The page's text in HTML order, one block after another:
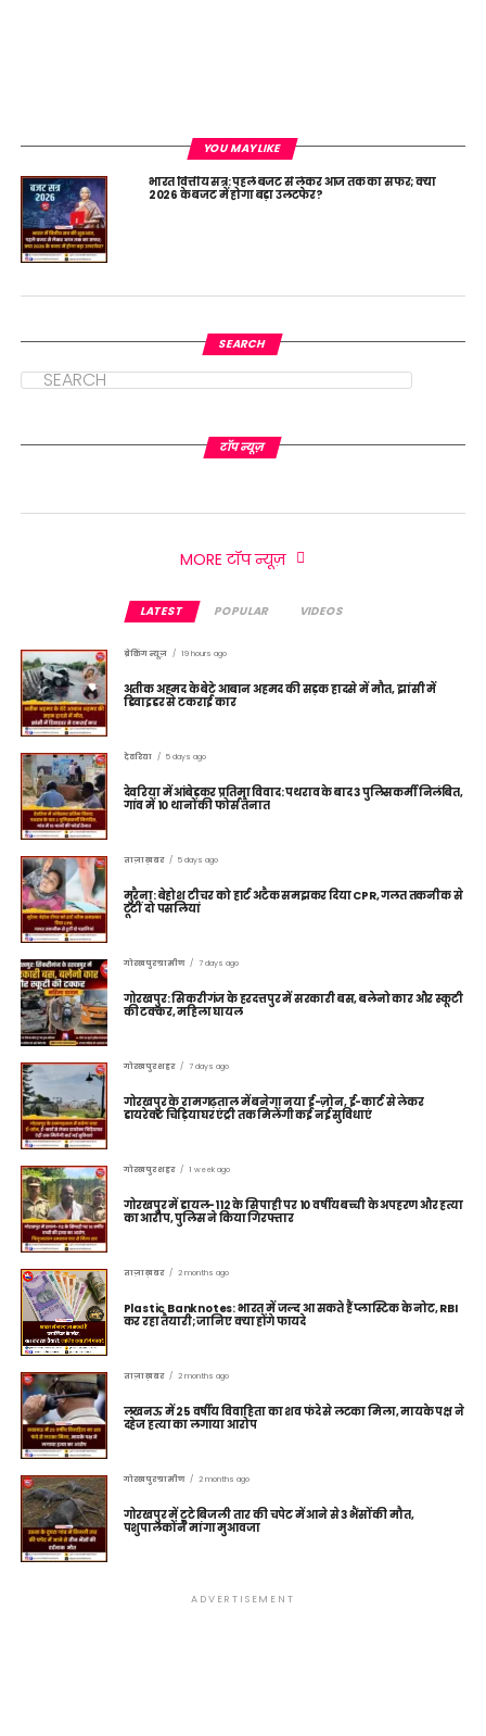
YOU MAY LIKE
भारत वित्तीय सत्र: पहले बजट से लेकर आज तक का सफर; क्या
2026 के बजट में होगा बड़ा उलटफेर?
SEARCH
टॉप न्यूज़
MORE टॉप न्यूज़
LATEST POPULAR VIDEOS
ब्रेकिंग न्यूज़ 19 hours ago
अतीक अहमद के बेटे आबान अहमद की सड़क हादसे में मौत, झांसी में
डिवाइडर से टकराई कार
देवरिया 5 days ago
देवरिया में आंबेडकर प्रतिमा विवाद: पथराव के बाद 3 पुलिसकर्मी निलंबित,
गांव में 10 थानों की फोर्स तैनात
ताज़ा ख़बर 5 days ago
मुरैना: बेहोश टीचर को हार्ट अटैक समझकर दिया CPR, गलत तकनीक से
टूटीं दो पसलियां
गोरखपुर ग्रामीण 7 days ago
गोरखपुर: सिकरीगंज के हरदत्तपुर में सरकारी बस, बलेनो कार और स्कूटी
की टक्कर, महिला घायल
गोरखपुर शहर 7 days ago
गोरखपुर के रामगढ़ताल में बनेगा नया ई-ज़ोन, ई-कार्ट से लेकर
डायरेक्ट चिड़ियाघर एंट्री तक मिलेंगी कई नई सुविधाएं
गोरखपुर शहर 1 week ago
गोरखपुर में डायल-112 के सिपाही पर 10 वर्षीय बच्ची के अपहरण और हत्या
का आरोप, पुलिस ने किया गिरफ्तार
ताज़ा ख़बर 2 months ago
Plastic Banknotes: भारत में जल्द आ सकते हैं प्लास्टिक के नोट, RBI
कर रहा तैयारी; जानिए क्या होंगे फायदे
ताज़ा ख़बर 2 months ago
लखनऊ में 25 वर्षीय विवाहिता का शव फंदे से लटका मिला, मायके पक्ष ने
दहेज हत्या का लगाया आरोप
गोरखपुर ग्रामीण 2 months ago
गोरखपुर में टूटे बिजली तार की चपेट में आने से 3 भैंसों की मौत,
पशुपालकों ने मांगा मुआवजा
ADVERTISEMENT